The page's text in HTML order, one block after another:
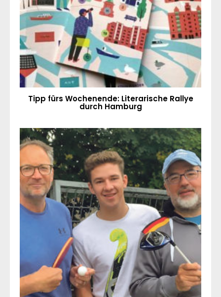
Tipp fürs Wochenende: Literarische Rallye
durch Hamburg